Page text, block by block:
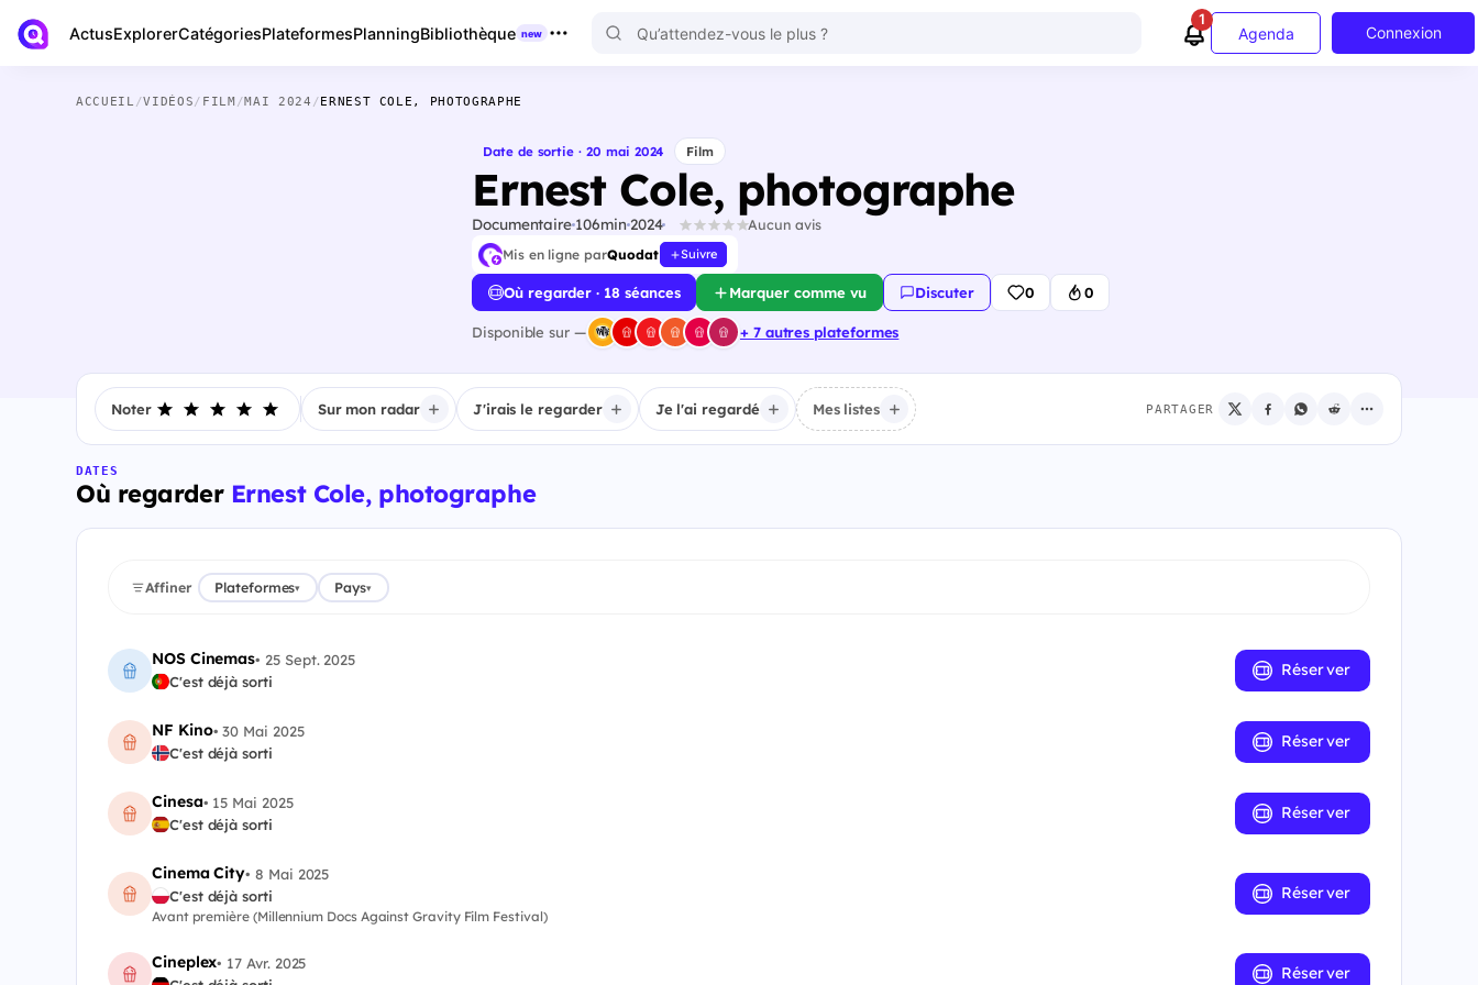
ActusExplorerCatégoriesPlateformesPlanningBibliothèque new
1
Agenda Connexion
ACCUEIL /VIDÉOS/ FILM/MAI 2024 /ERNEST COLE, PHOTOGRAPHE
Date de sortie · 20 mai 2024 Film
Ernest Cole, photographe
Documentaire 106min 2024 Aucun avis
Mis en ligne parQuodat Suivre
Où regarder · 18 séances Marquer comme vu Discuter 0 0
Disponible sur — + 7 autres plateformes
Noter Sur mon radar J'irais le regarder Je l'ai regardé Mes listes PARTAGER
DATES
Où regarder Ernest Cole, photographe
Affiner Plateformes▾ Pays▾
NOS Cinemas• 25 Sept. 2025
C'est déjà sorti
Réserver
NF Kino•30 Mai 2025
C'est déjà sorti
Réserver
Cinesa• 15 Mai 2025
C'est déjà sorti
Réserver
Cinema City•8 Mai 2025
C'est déjà sorti
Avant première (Millennium Docs Against Gravity Film Festival)
Réserver
Cineplex• 17 Avr. 2025
Réserver